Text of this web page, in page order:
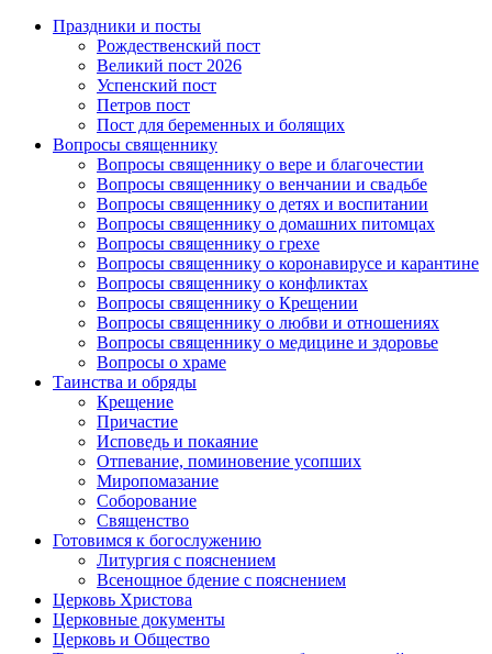
Праздники и посты
Рождественский пост
Великий пост 2026
Успенский пост
Петров пост
Пост для беременных и болящих
Вопросы священнику
Вопросы священнику о вере и благочестии
Вопросы священнику о венчании и свадьбе
Вопросы священнику о детях и воспитании
Вопросы священнику о домашних питомцах
Вопросы священнику о грехе
Вопросы священнику о коронавирусе и карантине
Вопросы священнику о конфликтах
Вопросы священнику о Крещении
Вопросы священнику о любви и отношениях
Вопросы священнику о медицине и здоровье
Вопросы о храме
Таинства и обряды
Крещение
Причастие
Исповедь и покаяние
Отпевание, поминовение усопших
Миропомазание
Соборование
Священство
Готовимся к богослужению
Литургия с пояснением
Всенощное бдение с пояснением
Церковь Христова
Церковные документы
Церковь и Общество